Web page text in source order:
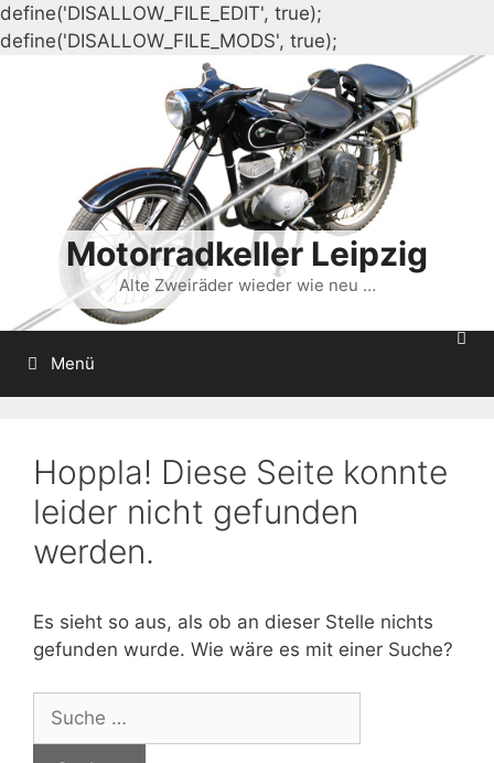
define('DISALLOW_FILE_EDIT', true);
define('DISALLOW_FILE_MODS', true);
Inhalt
springen
Motorradkeller Leipzig
Alte Zweiräder wieder wie neu …
Menü
Hoppla! Diese Seite konnte
leider nicht gefunden
werden.
Es sieht so aus, als ob an dieser Stelle nichts
gefunden wurde. Wie wäre es mit einer Suche?
nach: